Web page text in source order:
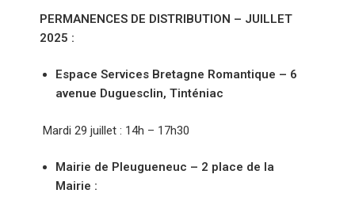
PERMANENCES DE DISTRIBUTION – JUILLET
2025 :
Espace Services Bretagne Romantique – 6
avenue Duguesclin, Tinténiac
Mardi 29 juillet : 14h – 17h30
Mairie de Pleugueneuc – 2 place de la
Mairie :